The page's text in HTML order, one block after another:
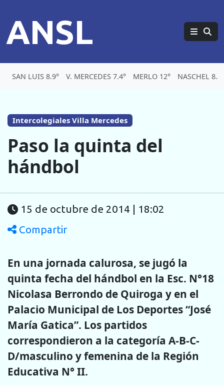
ANSL
SAN LUIS 8.9° V. MERCEDES 7.4° MERLO 12° NASCHEL 8.8°
Intercolegiales Villa Mercedes
Paso la quinta del
hándbol
15 de octubre de 2014 | 18:02
Compartir
En una jornada calurosa, se jugó la
quinta fecha del hándbol en la Esc. N°18
Nicolasa Berrondo de Quiroga y en el
Palacio Municipal de Los Deportes “José
María Gatica”. Los partidos
correspondieron a la categoría A-B-C-
D/masculino y femenina de la Región
Educativa N° II.